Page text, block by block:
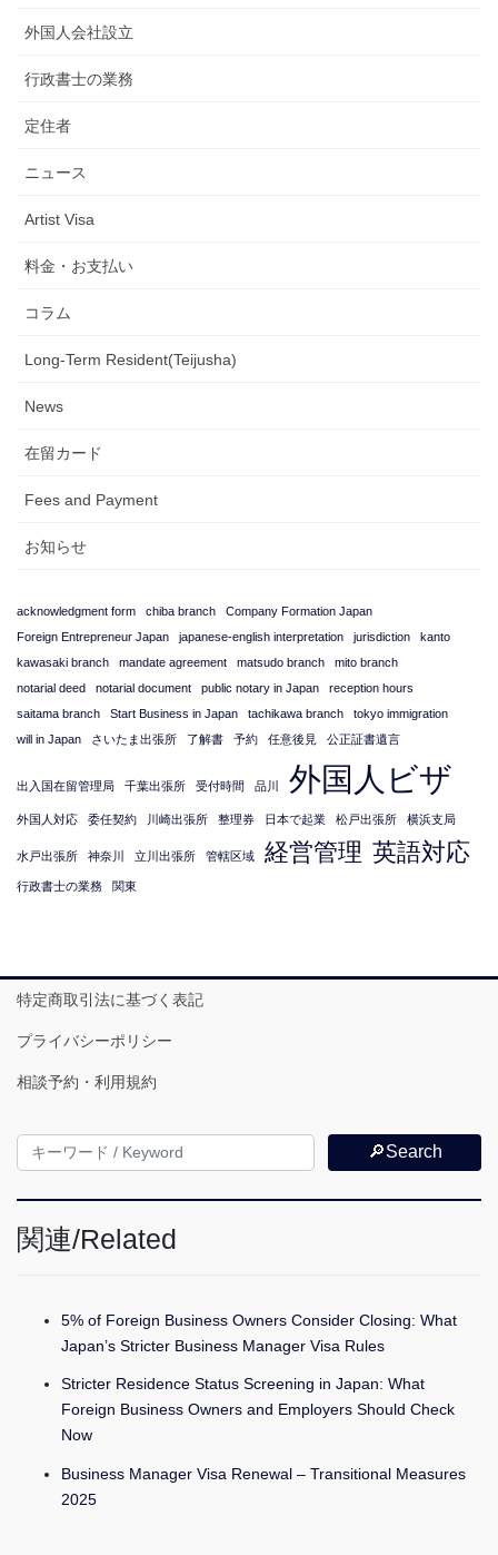
外国人会社設立
行政書士の業務
定住者
ニュース
Artist Visa
料金・お支払い
コラム
Long-Term Resident(Teijusha)
News
在留カード
Fees and Payment
お知らせ
acknowledgment form chiba branch
Company Formation Japan
Foreign Entrepreneur Japan
japanese-english interpretation jurisdiction
kanto
kawasaki branch
mandate agreement matsudo branch
mito branch
notarial deed
notarial document public notary in Japan
reception hours
saitama branch
Start Business in Japan tachikawa branch
tokyo immigration
will in Japan
さいたま出張所 了解書 予約 任意後見 公正証書遺言
出入国在留管理局 千葉出張所 受付時間 品川 外国人ビザ
外国人対応 委任契約 川崎出張所 整理券 日本で起業 松戸出張所 横浜支局
水戸出張所 神奈川 立川出張所 管轄区域 経営管理 英語対応
行政書士の業務 関東
特定商取引法に基づく表記
プライバシーポリシー
相談予約・利用規約
🔎Search
関連/Related
5% of Foreign Business Owners Consider Closing: What
Japan’s Stricter Business Manager Visa Rules
Stricter Residence Status Screening in Japan: What
Foreign Business Owners and Employers Should Check
Now
Business Manager Visa Renewal – Transitional Measures
2025